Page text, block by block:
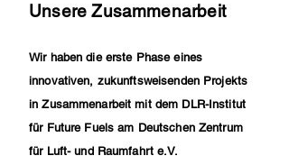
Unsere Zusammenarbeit
Wir haben die erste Phase eines
innovativen, zukunftsweisenden Projekts
in Zusammenarbeit mit dem DLR-Institut
für Future Fuels am Deutschen Zentrum
für Luft- und Raumfahrt e.V.